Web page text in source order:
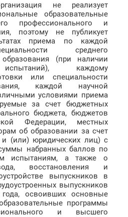
не реализует
образовательные
профессионального и
поэтому не публикует
приема по каждой
среднего
образования (при наличии
испытаний), каждому
или специальности
каждой научной
условиями приема
за счет бюджетных
бюджета, бюджетов
Федерации, местных
об образовании за счет
и (или) юридических лиц) с
набранных баллов по
испытаниям, а также о
восстановления и
выпускников в
выпускников
освоивших основные
программы
и высшего